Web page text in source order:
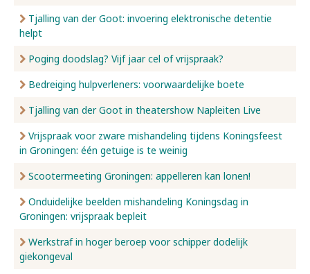
Tjalling van der Goot: invoering elektronische detentie
helpt
Poging doodslag? Vijf jaar cel of vrijspraak?
Bedreiging hulpverleners: voorwaardelijke boete
Tjalling van der Goot in theatershow Napleiten Live
Vrijspraak voor zware mishandeling tijdens Koningsfeest
in Groningen: één getuige is te weinig
Scootermeeting Groningen: appelleren kan lonen!
Onduidelijke beelden mishandeling Koningsdag in
Groningen: vrijspraak bepleit
Werkstraf in hoger beroep voor schipper dodelijk
giekongeval